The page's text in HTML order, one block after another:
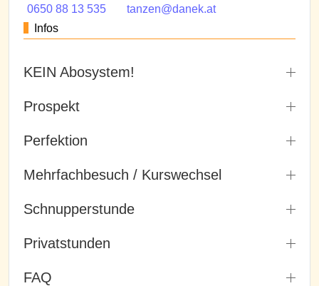
0650 88 13 535
tanzen@danek.at
Infos
KEIN Abosystem!
Prospekt
Perfektion
Mehrfachbesuch / Kurswechsel
Schnupperstunde
Privatstunden
FAQ